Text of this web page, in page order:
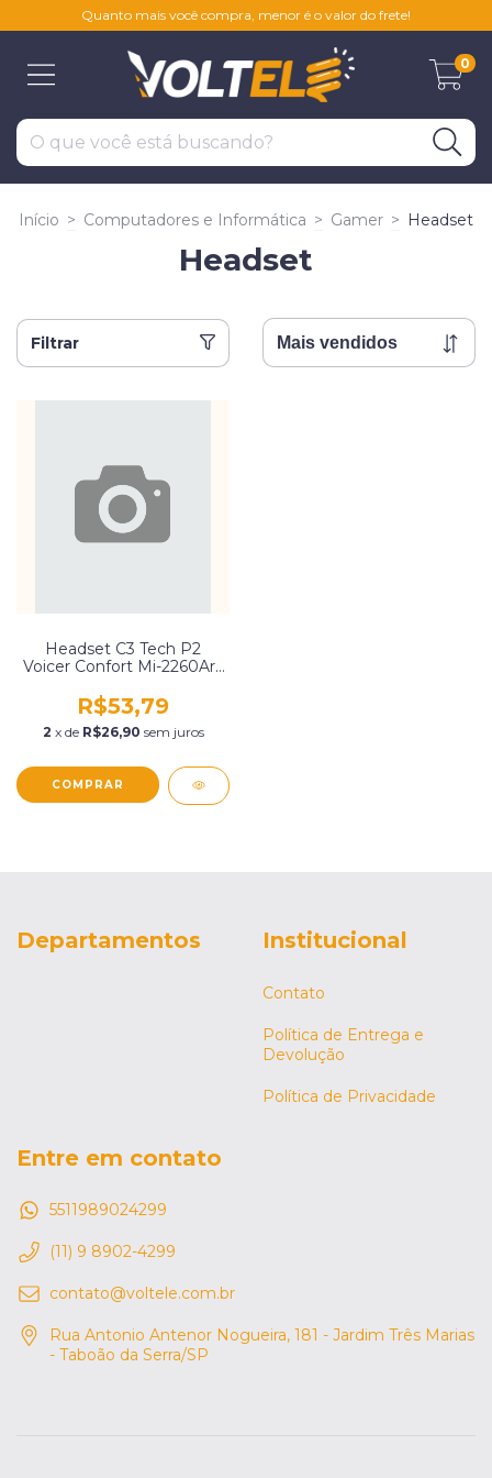
Quanto mais você compra, menor é o valor do frete!
0
Início > Computadores e Informática > Gamer > Headset
Headset
Filtrar
Headset C3 Tech P2
Voicer Confort Mi-2260Arc
R$53,79
2 x de R$26,90 sem juros
Departamentos Institucional
Contato
Política de Entrega e
Devolução
Política de Privacidade
Entre em contato
5511989024299
(11) 9 8902-4299
contato@voltele.com.br
Rua Antonio Antenor Nogueira, 181 - Jardim Três Marias
- Taboão da Serra/SP